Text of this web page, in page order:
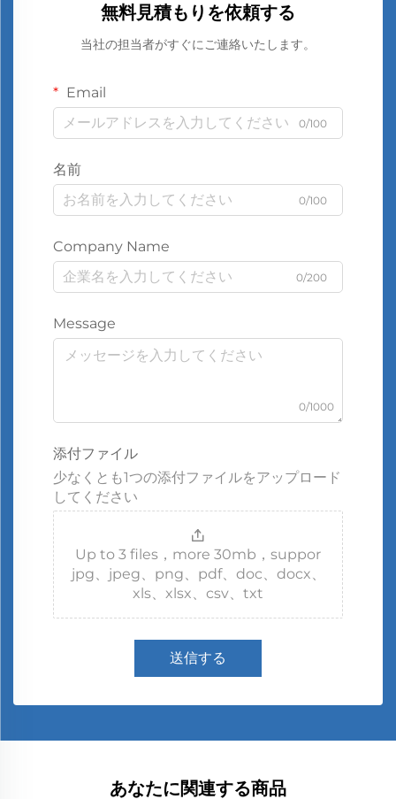
無料見積もりを依頼する
当社の担当者がすぐにご連絡いたします。
Email
0/100
名前
0/100
Company Name
0/200
Message
0/1000
添付ファイル
少なくとも1つの添付ファイルをアップロード
してください
Up to 3 files，more 30mb，suppor
jpg、jpeg、png、pdf、doc、docx、
xls、xlsx、csv、txt
送信する
あなたに関連する商品